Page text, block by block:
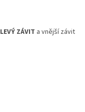
LEVÝ ZÁVIT a vnější závit